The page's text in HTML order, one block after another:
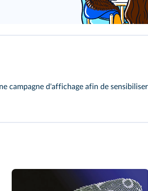
campagne d'affichage afin de